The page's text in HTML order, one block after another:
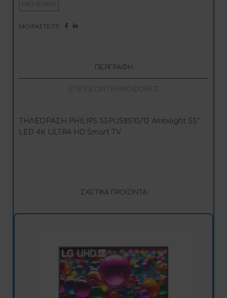
SKU:
ΜΟΙΡΑΣΤΕΊΤΕ:
ΠΕΡΙΓΡΑΦΉ
ΕΠΙΠΛΈΟΝ ΠΛΗΡΟΦΟΡΊΕΣ
ΤΗΛΕΟΡΑΣΗ PHILIPS 55PUS8510/12 Ambilight 55"
LED 4K ULTRA HD Smart TV
ΣΧΕΤΙΚΆ ΠΡΟΪΌΝΤΑ